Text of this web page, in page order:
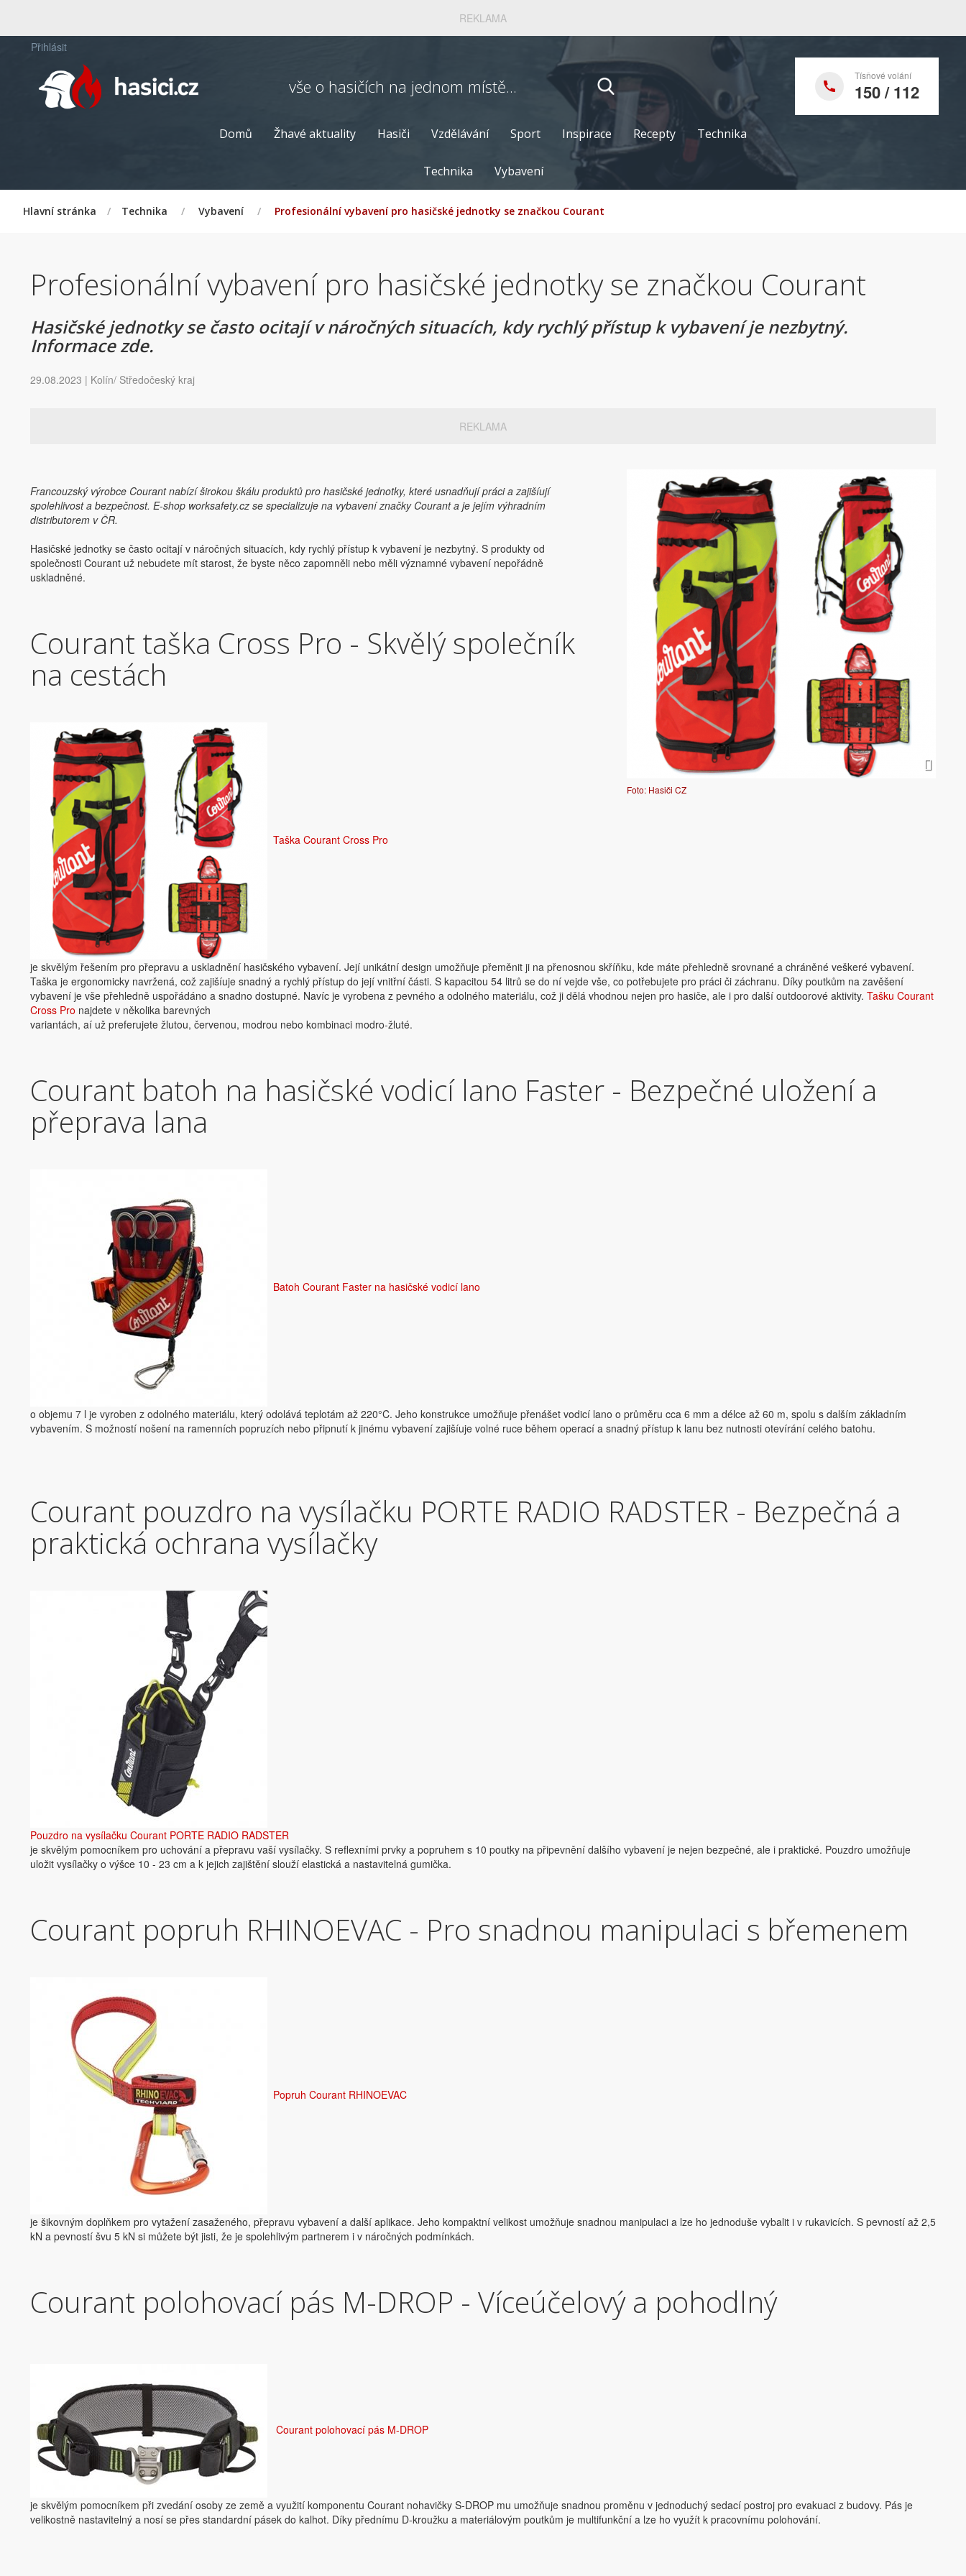
REKLAMA
Přihlásit
vše o hasičích na jednom místě... Tísňové volání
150 / 112
Domů Žhavé aktuality Hasiči Vzdělávání Sport Inspirace Recepty Technika
Technika Vybavení
Hlavní stránka / Technika / Vybavení / Profesionální vybavení pro hasičské jednotky se značkou Courant
Profesionální vybavení pro hasičské jednotky se značkou Courant
Hasičské jednotky se často ocitají v náročných situacích, kdy rychlý přístup k vybavení je nezbytný.
Informace zde.
29.08.2023 | Kolín/ Středočeský kraj
REKLAMA
Foto: Hasiči CZ
Francouzský výrobce Courant nabízí širokou škálu produktů pro hasičské jednotky, které usnadňují práci a zajišíují
spolehlivost a bezpečnost. E-shop worksafety.cz se specializuje na vybavení značky Courant a je jejím výhradním
distributorem v ČR.
Hasičské jednotky se často ocitají v náročných situacích, kdy rychlý přístup k vybavení je nezbytný. S produkty od
společnosti Courant už nebudete mít starost, že byste něco zapomněli nebo měli významné vybavení nepořádně
uskladněné.
Courant taška Cross Pro - Skvělý společník
na cestách
Taška Courant Cross Pro
je skvělým řešením pro přepravu a uskladnění hasičského vybavení. Její unikátní design umožňuje přeměnit ji na přenosnou skříňku, kde máte přehledně srovnané a chráněné veškeré vybavení.
Taška je ergonomicky navržená, což zajišíuje snadný a rychlý přístup do její vnitřní části. S kapacitou 54 litrů se do ní vejde vše, co potřebujete pro práci či záchranu. Díky poutkům na zavěšení
vybavení je vše přehledně uspořádáno a snadno dostupné. Navíc je vyrobena z pevného a odolného materiálu, což ji dělá vhodnou nejen pro hasiče, ale i pro další outdoorové aktivity. Tašku Courant
Cross Pro najdete v několika barevných
variantách, aí už preferujete žlutou, červenou, modrou nebo kombinaci modro-žluté.
Courant batoh na hasičské vodicí lano Faster - Bezpečné uložení a
přeprava lana
Batoh Courant Faster na hasičské vodicí lano
o objemu 7 l je vyroben z odolného materiálu, který odolává teplotám až 220°C. Jeho konstrukce umožňuje přenášet vodicí lano o průměru cca 6 mm a délce až 60 m, spolu s dalším základním
vybavením. S možností nošení na ramenních popruzích nebo připnutí k jinému vybavení zajišíuje volné ruce během operací a snadný přístup k lanu bez nutnosti otevírání celého batohu.
Courant pouzdro na vysílačku PORTE RADIO RADSTER - Bezpečná a
praktická ochrana vysílačky
Pouzdro na vysílačku Courant PORTE RADIO RADSTER
je skvělým pomocníkem pro uchování a přepravu vaší vysílačky. S reflexními prvky a popruhem s 10 poutky na připevnění dalšího vybavení je nejen bezpečné, ale i praktické. Pouzdro umožňuje
uložit vysílačky o výšce 10 - 23 cm a k jejich zajištění slouží elastická a nastavitelná gumička.
Courant popruh RHINOEVAC - Pro snadnou manipulaci s břemenem
Popruh Courant RHINOEVAC
je šikovným doplňkem pro vytažení zasaženého, přepravu vybavení a další aplikace. Jeho kompaktní velikost umožňuje snadnou manipulaci a lze ho jednoduše vybalit i v rukavicích. S pevností až 2,5
kN a pevností švu 5 kN si můžete být jisti, že je spolehlivým partnerem i v náročných podmínkách.
Courant polohovací pás M-DROP - Víceúčelový a pohodlný
Courant polohovací pás M-DROP
je skvělým pomocníkem při zvedání osoby ze země a využití komponentu Courant nohavičky S-DROP mu umožňuje snadnou proměnu v jednoduchý sedací postroj pro evakuaci z budovy. Pás je
velikostně nastavitelný a nosí se přes standardní pásek do kalhot. Díky přednímu D-kroužku a materiálovým poutkům je multifunkční a lze ho využít k pracovnímu polohování.